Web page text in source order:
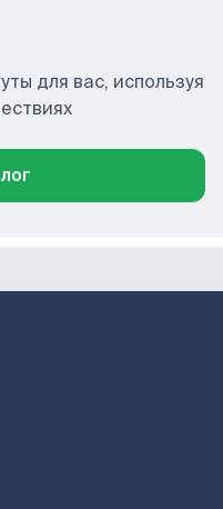
для вас, используя